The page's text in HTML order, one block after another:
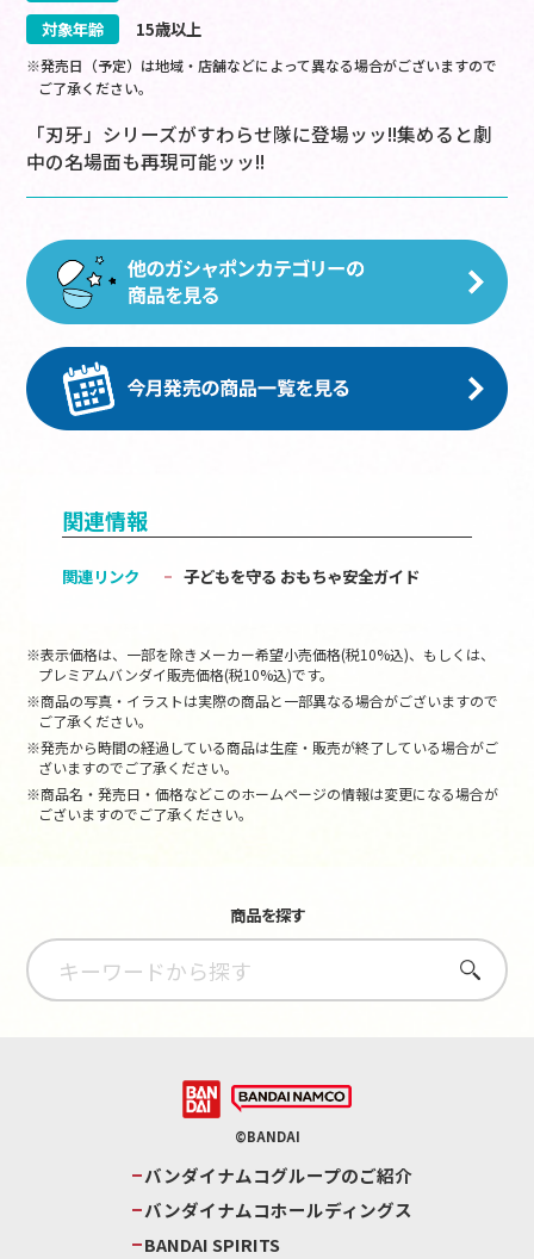
対象年齢
15歳以上
※発売日（予定）は地域・店舗などによって異なる場合がございますので
ご了承ください。
「刃牙」シリーズがすわらせ隊に登場ッッ!!集めると劇
中の名場面も再現可能ッッ!!
関連情報
関連リンク 子どもを守る おもちゃ安全ガイド
※表示価格は、一部を除きメーカー希望小売価格(税10%込)、もしくは、
プレミアムバンダイ販売価格(税10%込)です。
※商品の写真・イラストは実際の商品と一部異なる場合がございますので
ご了承ください。
※発売から時間の経過している商品は生産・販売が終了している場合がご
ざいますのでご了承ください。
※商品名・発売日・価格などこのホームページの情報は変更になる場合が
ございますのでご了承ください。
商品を探す
さがす
©BANDAI
バンダイナムコグループのご紹介
バンダイナムコホールディングス
BANDAI SPIRITS